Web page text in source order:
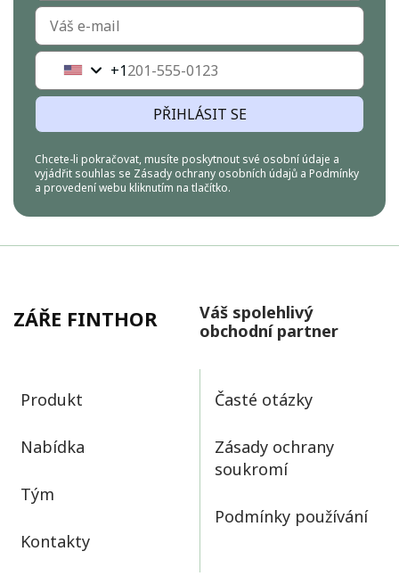
United
States
+1
PŘIHLÁSIT SE
Chcete-li pokračovat, musíte poskytnout své osobní údaje a
vyjádřit souhlas se Zásady ochrany osobních údajů a Podmínky
a provedeníwebu kliknutím na tlačítko.
ZÁŘE FINTHOR
Váš spolehlivý
obchodní partner
Produkt
Nabídka
Tým
Kontakty
Časté otázky
Zásady ochrany
soukromí
Podmínky používání